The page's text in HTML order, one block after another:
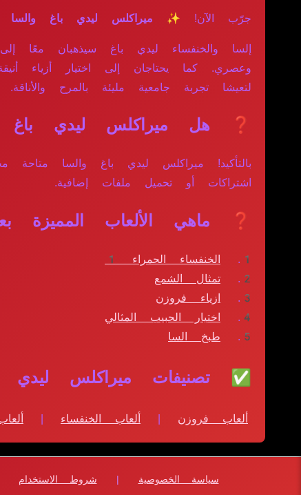
جرّب الآن! ✨ ميراكلس ليدي باغ والسا
إلسا والخنفساء ليدي باغ سيذهبان معًا
وعصري. كما يحتاجان إلى اختيار أزياء
لتعيشا تجربة جامعية مليئة بالمرح والأناقة.
❓ هل ميراكلس ليدي باغ
بالتأكيد! ميراكلس ليدي باغ والسا
اشتراكات أو تحميل ملفات إضافية.
❓ ماهي الألعاب المميزة
الخنفساء الحمراء 1
تمثال الشمع
ازياء فروزن
اختيار الحبيب المثالي
طبخ السا
✅ تصنيفات ميراكلس ليدي
ألعاب فروزن | ألعاب الخنفساء |
سياسة الخصوصية | شروط الاستخدام